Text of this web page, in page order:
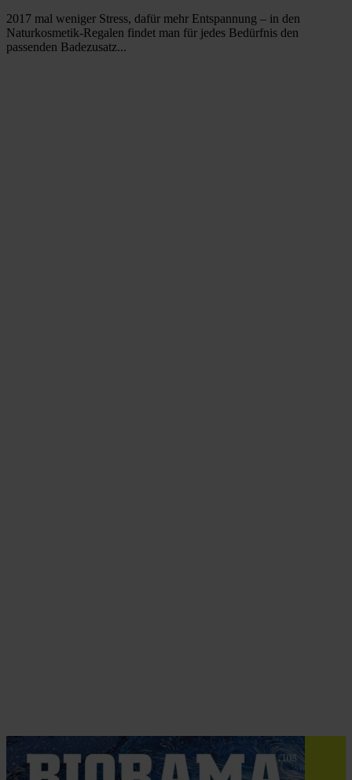
2017 mal weniger Stress, dafür mehr Entspannung – in den
Naturkosmetik-Regalen findet man für jedes Bedürfnis den
passenden Badezusatz...